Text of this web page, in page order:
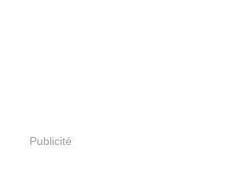
Publicité